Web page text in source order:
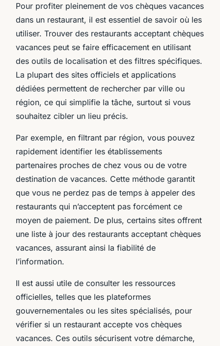
Pour profiter pleinement de vos chèques vacances
dans un restaurant, il est essentiel de savoir où les
utiliser. Trouver des restaurants acceptant chèques
vacances peut se faire efficacement en utilisant
des outils de localisation et des filtres spécifiques.
La plupart des sites officiels et applications
dédiées permettent de rechercher par ville ou
région, ce qui simplifie la tâche, surtout si vous
souhaitez cibler un lieu précis.
Par exemple, en filtrant par région, vous pouvez
rapidement identifier les établissements
partenaires proches de chez vous ou de votre
destination de vacances. Cette méthode garantit
que vous ne perdez pas de temps à appeler des
restaurants qui n’acceptent pas forcément ce
moyen de paiement. De plus, certains sites offrent
une liste à jour des restaurants acceptant chèques
vacances, assurant ainsi la fiabilité de
l’information.
Il est aussi utile de consulter les ressources
officielles, telles que les plateformes
gouvernementales ou les sites spécialisés, pour
vérifier si un restaurant accepte vos chèques
vacances. Ces outils sécurisent votre démarche,